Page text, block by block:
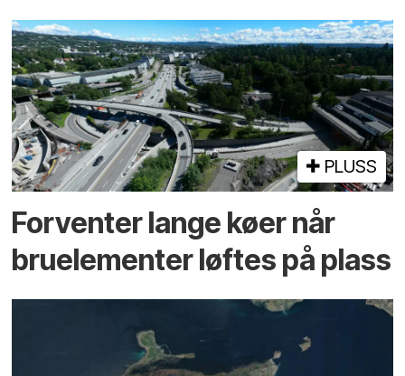
PLUSS
Forventer lange køer når
bru­elementer løftes på plass